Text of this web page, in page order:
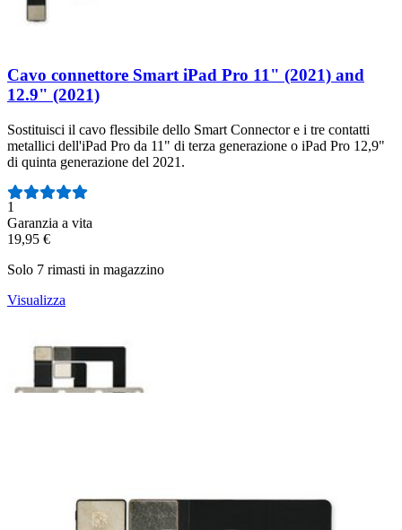
Cavo connettore Smart iPad Pro 11" (2021) and
12.9" (2021)
Sostituisci il cavo flessibile dello Smart Connector e i tre contatti
metallici dell'iPad Pro da 11" di terza generazione o iPad Pro 12,9"
di quinta generazione del 2021.
Numero di recensioni:
1
Garanzia a vita
19,95 €
Solo 7 rimasti in magazzino
Visualizza